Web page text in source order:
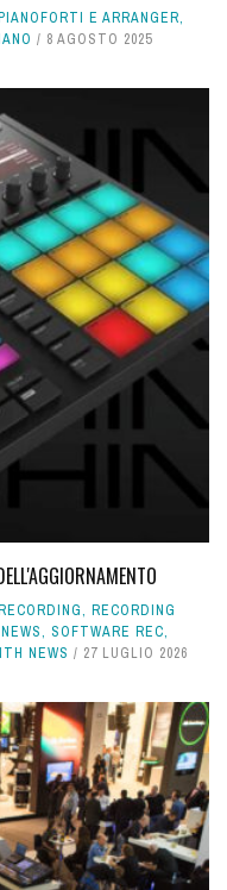
E ARRANGER,
8 AGOSTO 2025
, RECORDING
, SOFTWARE REC,
NEWS 27 LUGLIO 2026